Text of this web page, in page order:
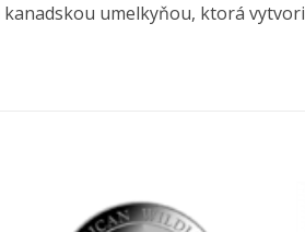
umelkyňou, ktorá